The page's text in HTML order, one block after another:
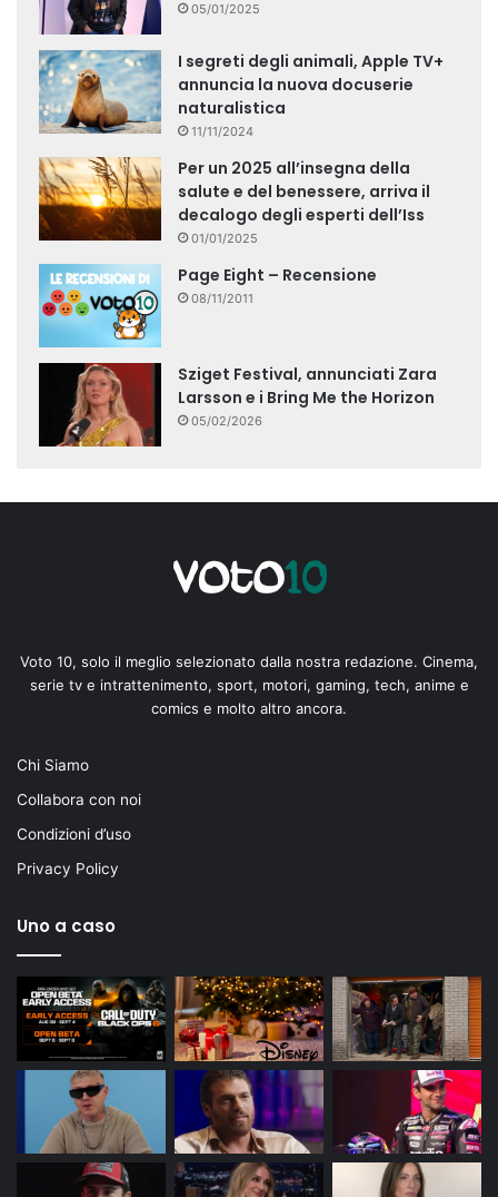
05/01/2025
I segreti degli animali, Apple TV+
annuncia la nuova docuserie
naturalistica
11/11/2024
Per un 2025 all’insegna della
salute e del benessere, arriva il
decalogo degli esperti dell’Iss
01/01/2025
Page Eight – Recensione
08/11/2011
Sziget Festival, annunciati Zara
Larsson e i Bring Me the Horizon
05/02/2026
Voto 10, solo il meglio selezionato dalla nostra redazione. Cinema,
serie tv e intrattenimento, sport, motori, gaming, tech, anime e
comics e molto altro ancora.
Chi Siamo
Collabora con noi
Condizioni d’uso
Privacy Policy
Uno a caso